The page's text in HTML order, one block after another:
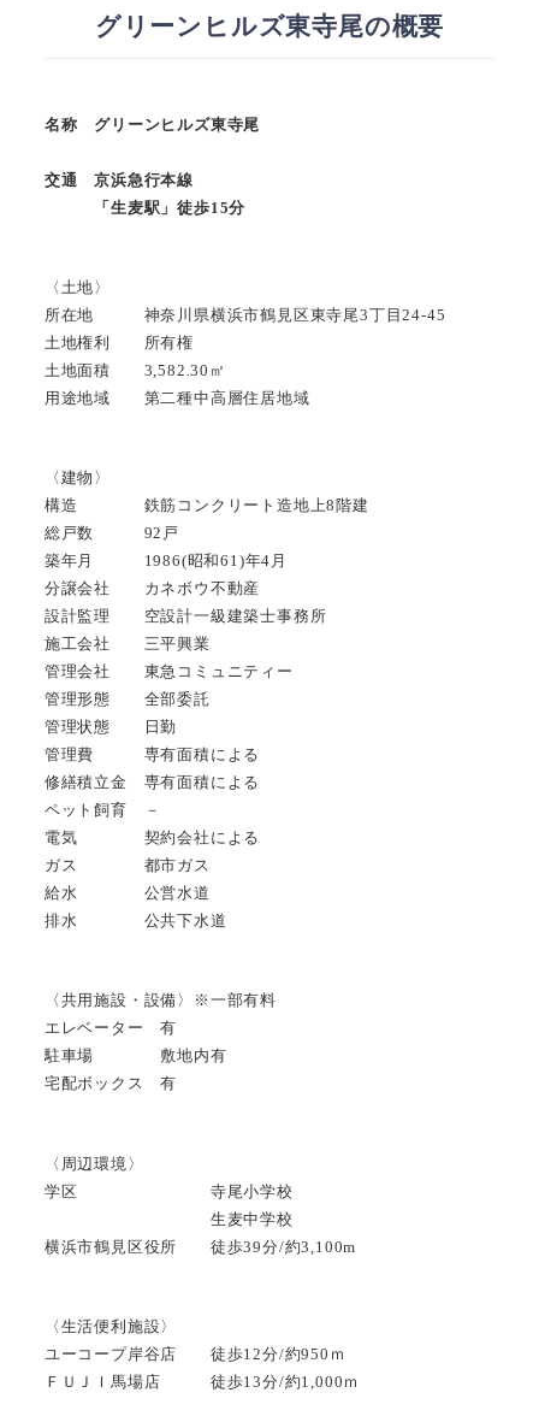
グリーンヒルズ東寺尾の概要
名称 グリーンヒルズ東寺尾
交通 京浜急行本線
「生麦駅」徒歩15分
〈土地〉
所在地 神奈川県横浜市鶴見区東寺尾3丁目24-45
土地権利 所有権
土地面積 3,582.30㎡
用途地域 第二種中高層住居地域
〈建物〉
構造 鉄筋コンクリート造地上8階建
総戸数 92戸
築年月 1986(昭和61)年4月
分譲会社 カネボウ不動産
設計監理 空設計一級建築士事務所
施工会社 三平興業
管理会社 東急コミュニティー
管理形態 全部委託
管理状態 日勤
管理費 専有面積による
修繕積立金 専有面積による
ペット飼育 －
電気 契約会社による
ガス 都市ガス
給水 公営水道
排水 公共下水道
〈共用施設・設備〉※一部有料
エレベーター 有
駐車場 敷地内有
宅配ボックス 有
〈周辺環境〉
学区 寺尾小学校
生麦中学校
横浜市鶴見区役所 徒歩39分/約3,100m
〈生活便利施設〉
ユーコープ岸谷店 徒歩12分/約950ｍ
ＦＵＪＩ馬場店 徒歩13分/約1,000ｍ